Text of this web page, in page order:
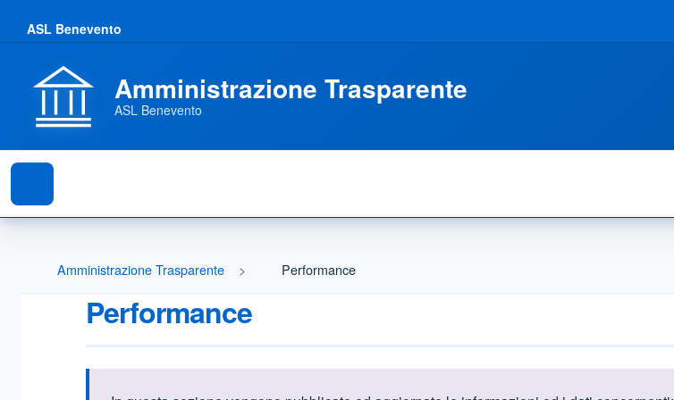
ASL Benevento
Amministrazione Trasparente
ASL Benevento
Amministrazione Trasparente Performance
Performance